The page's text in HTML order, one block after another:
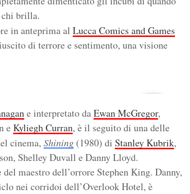
chi brilla.
in anteprima al Lucca Comics and Games
di terrore e sentimento, una visione
e interpretato daEwan McGregor,
e Kyliegh Curran, è il seguito di una delle
cinema, Shining (1980) di Stanley Kubrik,
Shelley Duvall e Danny Lloyd.
maestro dell’orrore Stephen King. Danny,
nei corridoi dell’Overlook Hotel, è